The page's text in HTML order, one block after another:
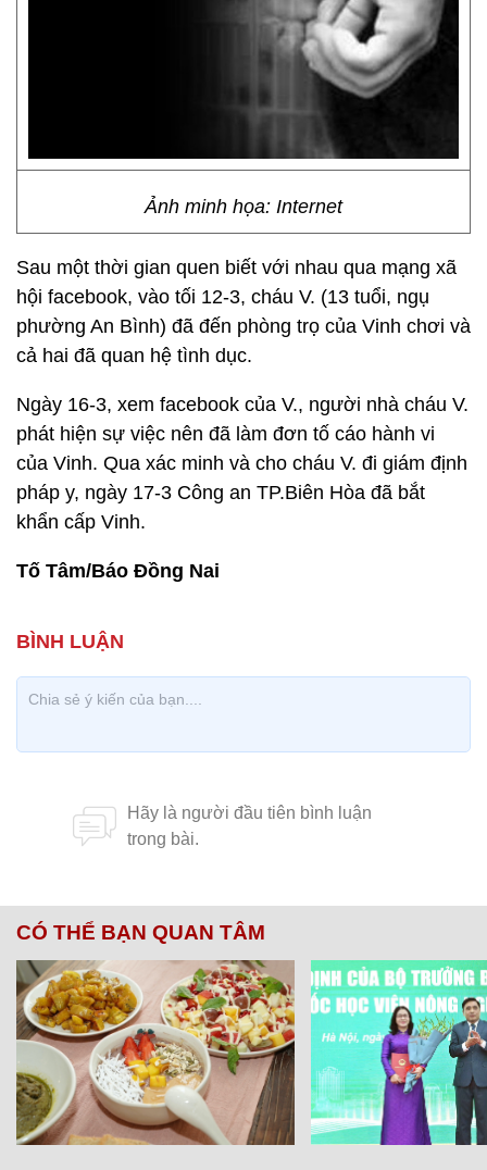
Ảnh minh họa: Internet
Sau một thời gian quen biết với nhau qua mạng xã
hội facebook, vào tối 12-3, cháu V. (13 tuổi, ngụ
phường An Bình) đã đến phòng trọ của Vinh chơi và
cả hai đã quan hệ tình dục.
Ngày 16-3, xem facebook của V., người nhà cháu V.
phát hiện sự việc nên đã làm đơn tố cáo hành vi
của Vinh. Qua xác minh và cho cháu V. đi giám định
pháp y, ngày 17-3 Công an TP.Biên Hòa đã bắt
khẩn cấp Vinh.
Tố Tâm/Báo Đồng Nai
CÓ THỂ BẠN QUAN TÂM